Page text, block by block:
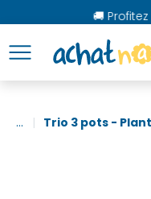
🚚
... Trio 3 pots -